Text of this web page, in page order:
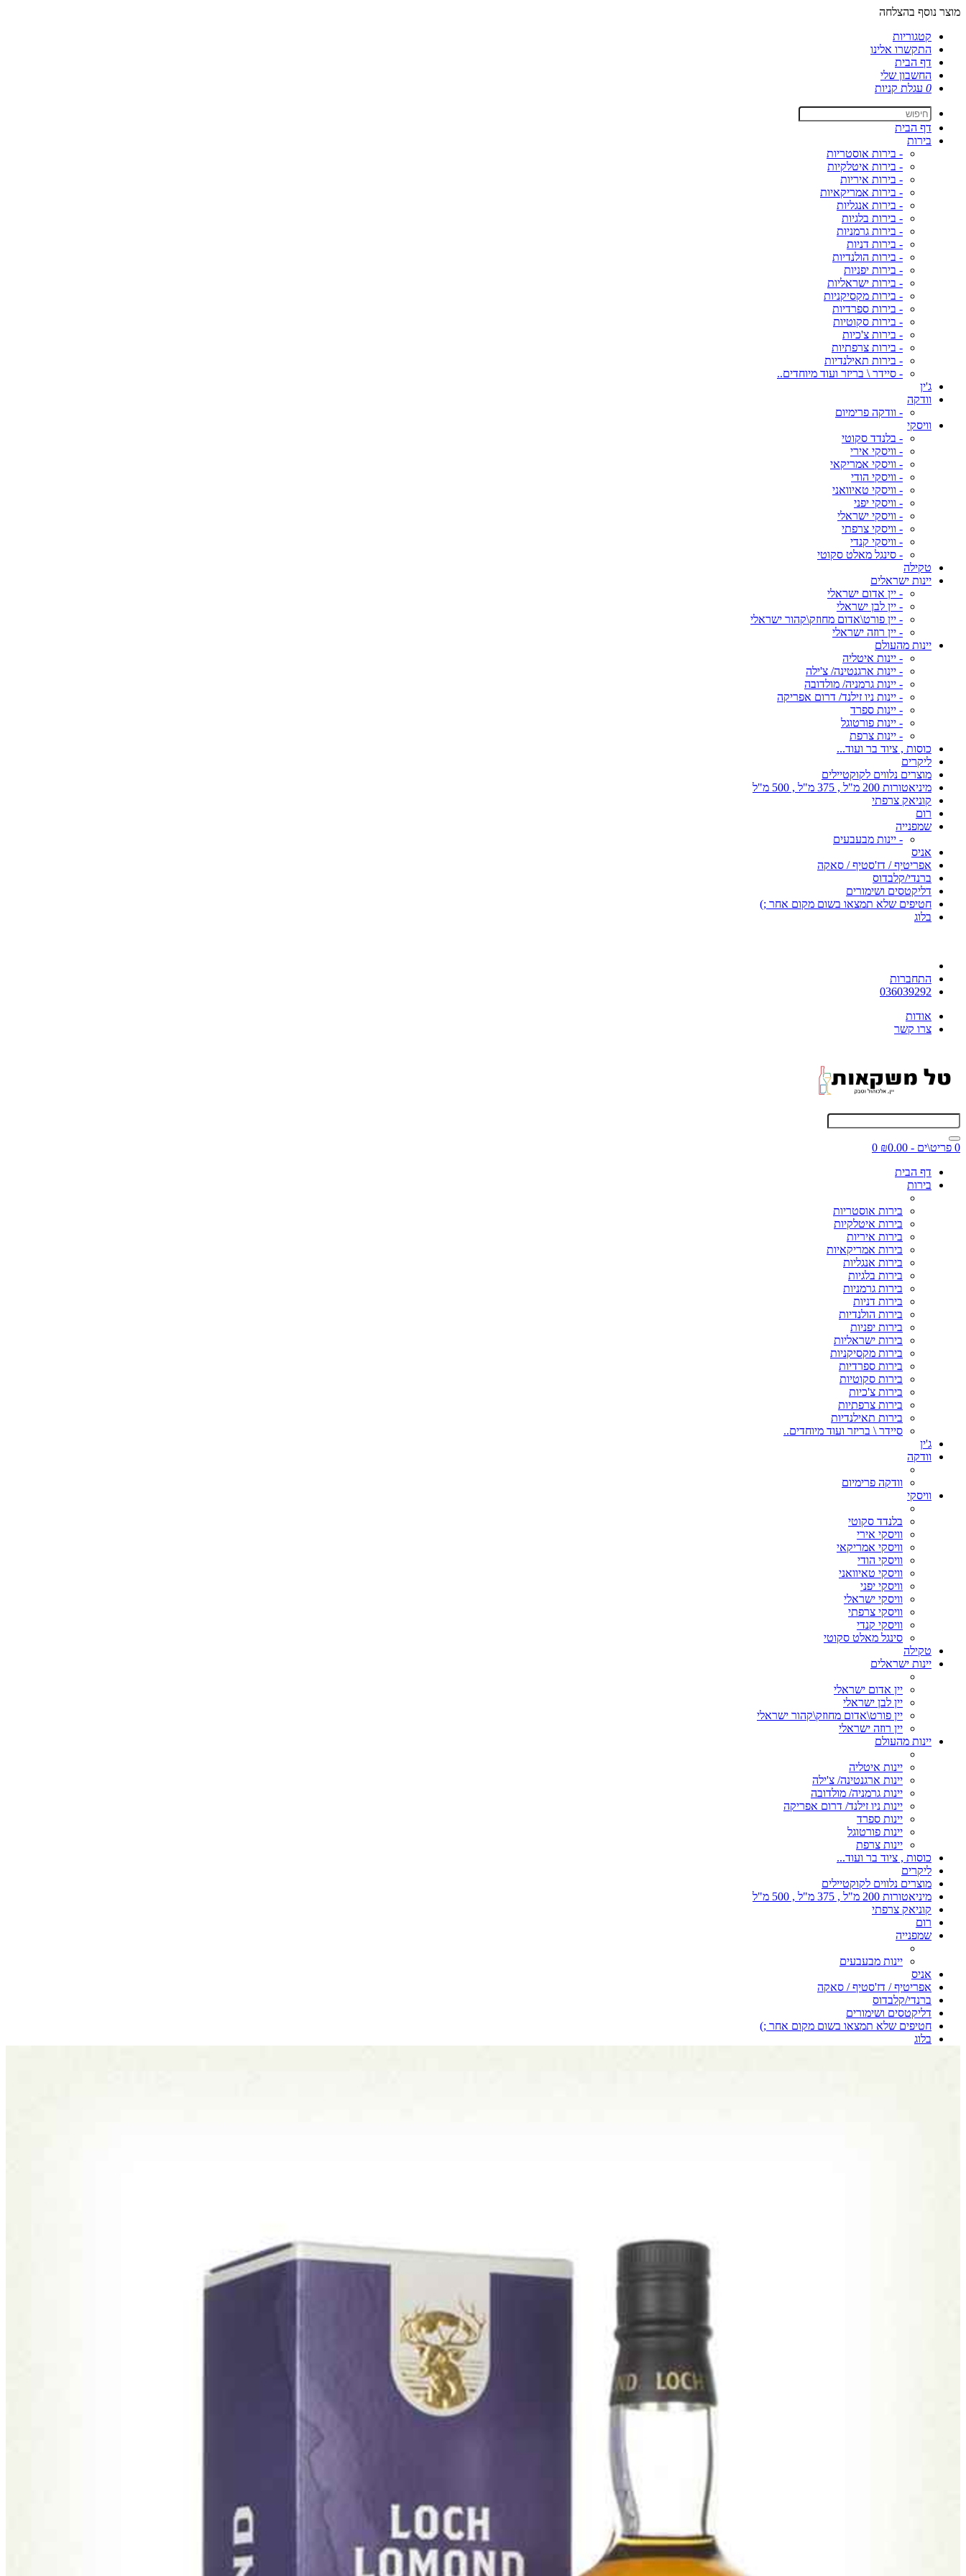
מוצר נוסף בהצלחה
קטגוריות
התקשרו אלינו
דף הבית
החשבון שלי
0 עגלת קניות
דף הבית
בירות
- בירות אוסטריות
- בירות איטלקיות
- בירות איריות
- בירות אמריקאיות
- בירות אנגליות
- בירות בלגיות
- בירות גרמניות
- בירות דניות
- בירות הולנדיות
- בירות יפניות
- בירות ישראליות
- בירות מקסיקניות
- בירות ספרדיות
- בירות סקוטיות
- בירות צ'כיות
- בירות צרפתיות
- בירות תאילנדיות
- סיידר \ בריזר ועוד מיוחדים..
ג'ין
וודקה
- וודקה פרימיום
וויסקי
- בלנדד סקוטי
- וויסקי אירי
- וויסקי אמריקאי
- וויסקי הודי
- וויסקי טאיוואני
- וויסקי יפני
- וויסקי ישראלי
- וויסקי צרפתי
- וויסקי קנדי
- סינגל מאלט סקוטי
טקילה
יינות ישראלים
- יין אדום ישראלי
- יין לבן ישראלי
- יין פורט\אדום מחוזק\קהור ישראלי
- יין רוזה ישראלי
יינות מהעולם
- יינות איטליה
- יינות ארגנטינה/ צ'ילה
- יינות גרמניה/ מולדובה
- יינות ניו זילנד/ דרום אפריקה
- יינות ספרד
- יינות פורטוגל
- יינות צרפת
כוסות , ציוד בר ועוד...
ליקרים
מוצרים נלווים לקוקטיילים
מיניאטורות 200 מ"ל , 375 מ"ל , 500 מ"ל
קוניאק צרפתי
רום
שמפנייה
- יינות מבעבעים
אניס
אפריטיף / דז'סטיף / סאקה
ברנדי/קלבדוס
דליקטסים ושימורים
חטיפים שלא תמצאו בשום מקום אחר ;)
בלוג
התחברות
036039292
אודות
צרו קשר
0 פריט\ים - ₪0.00
0
דף הבית
בירות
בירות אוסטריות
בירות איטלקיות
בירות איריות
בירות אמריקאיות
בירות אנגליות
בירות בלגיות
בירות גרמניות
בירות דניות
בירות הולנדיות
בירות יפניות
בירות ישראליות
בירות מקסיקניות
בירות ספרדיות
בירות סקוטיות
בירות צ'כיות
בירות צרפתיות
בירות תאילנדיות
סיידר \ בריזר ועוד מיוחדים..
ג'ין
וודקה
וודקה פרימיום
וויסקי
בלנדד סקוטי
וויסקי אירי
וויסקי אמריקאי
וויסקי הודי
וויסקי טאיוואני
וויסקי יפני
וויסקי ישראלי
וויסקי צרפתי
וויסקי קנדי
סינגל מאלט סקוטי
טקילה
יינות ישראלים
יין אדום ישראלי
יין לבן ישראלי
יין פורט\אדום מחוזק\קהור ישראלי
יין רוזה ישראלי
יינות מהעולם
יינות איטליה
יינות ארגנטינה/ צ'ילה
יינות גרמניה/ מולדובה
יינות ניו זילנד/ דרום אפריקה
יינות ספרד
יינות פורטוגל
יינות צרפת
כוסות , ציוד בר ועוד...
ליקרים
מוצרים נלווים לקוקטיילים
מיניאטורות 200 מ"ל , 375 מ"ל , 500 מ"ל
קוניאק צרפתי
רום
שמפנייה
יינות מבעבעים
אניס
אפריטיף / דז'סטיף / סאקה
ברנדי/קלבדוס
דליקטסים ושימורים
חטיפים שלא תמצאו בשום מקום אחר ;)
בלוג